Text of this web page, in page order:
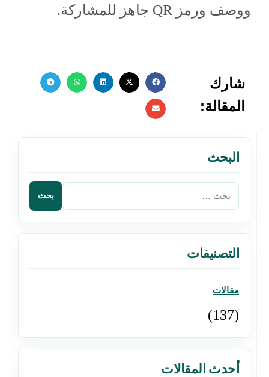
ووصف ورمز QR جاهز للمشاركة.
شارك
المقالة:
البحث
التصنيفات
مقالات
(137)
أحدث المقالات